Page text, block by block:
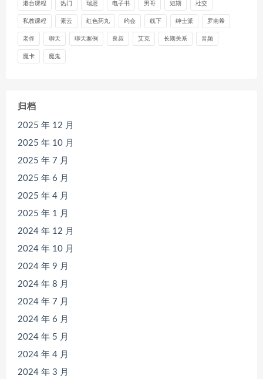
港台课程 热门 瑞恩 电子书 男哥 短期 社交
私教课程 素云 红色药丸 约会 线下 绅士派 罗南希
老佟 聊天 聊天案例 良叔 艾克 长期关系 音频
魔卡 魔鬼
归档
2025 年 12 月
2025 年 10 月
2025 年 7 月
2025 年 6 月
2025 年 4 月
2025 年 1 月
2024 年 12 月
2024 年 10 月
2024 年 9 月
2024 年 8 月
2024 年 7 月
2024 年 6 月
2024 年 5 月
2024 年 4 月
2024 年 3 月